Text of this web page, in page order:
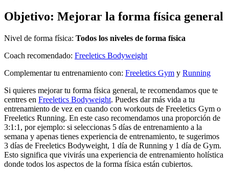
Objetivo: Mejorar la forma física general
Nivel de forma física: Todos los niveles de forma física
Coach recomendado: Freeletics Bodyweight
Complementar tu entrenamiento con: Freeletics Gym y Running
Si quieres mejorar tu forma física general, te recomendamos que te
centres en Freeletics Bodyweight. Puedes dar más vida a tu
entrenamiento de vez en cuando con workouts de Freeletics Gym o
Freeletics Running. En este caso recomendamos una proporción de
3:1:1, por ejemplo: si seleccionas 5 días de entrenamiento a la
semana y apenas tienes experiencia de entrenamiento, te sugerimos
3 días de Freeletics Bodyweight, 1 día de Running y 1 día de Gym.
Esto significa que vivirás una experiencia de entrenamiento holística
donde todos los aspectos de la forma física están cubiertos.